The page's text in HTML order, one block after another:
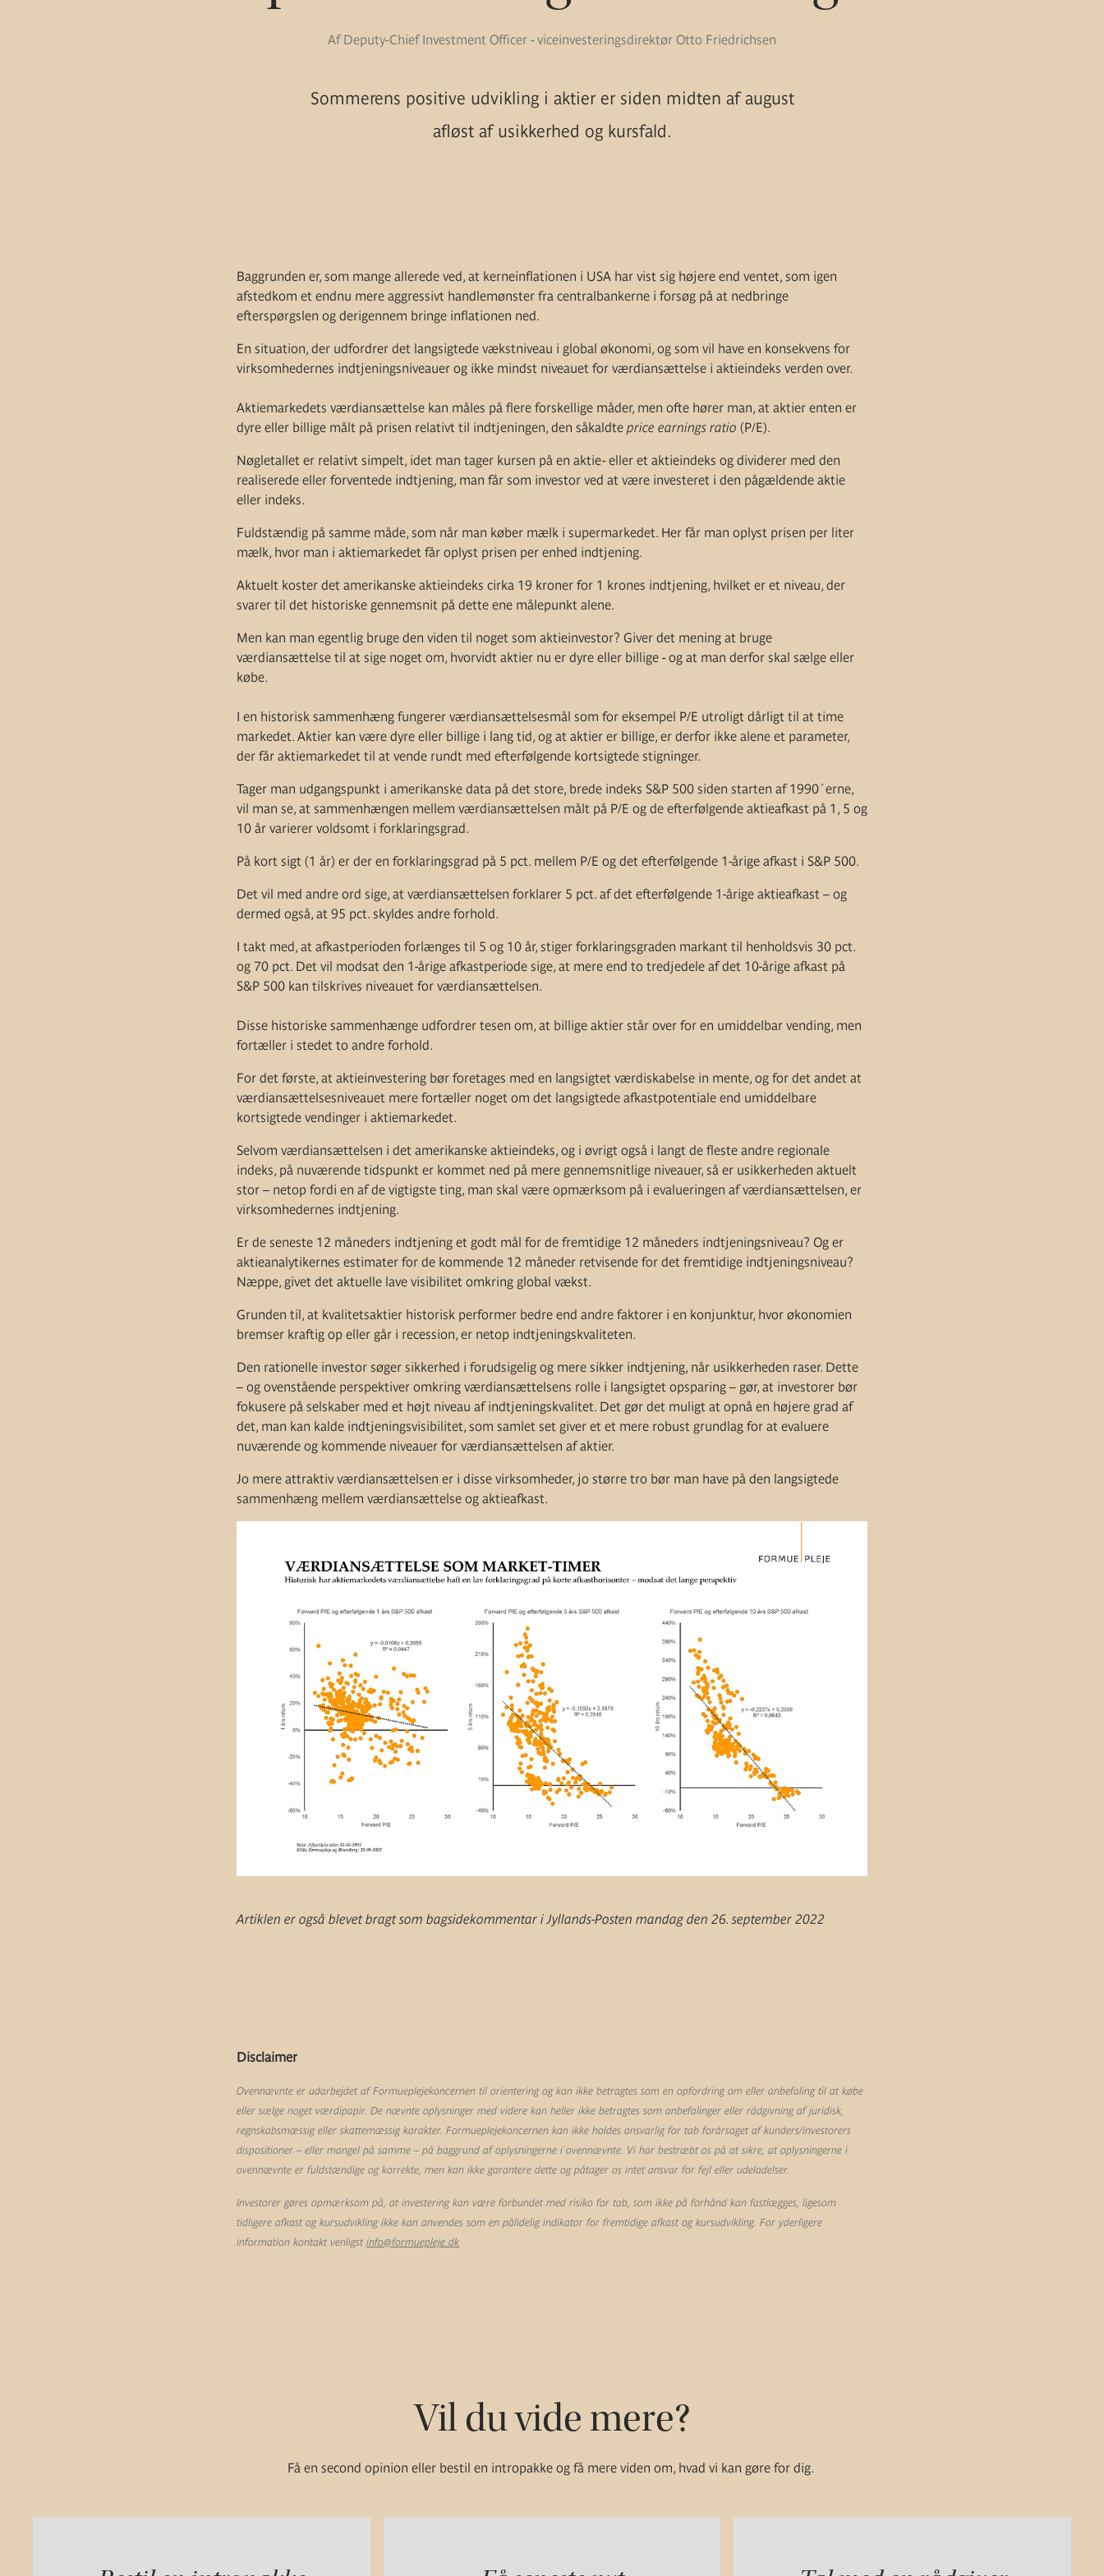
Af Deputy-Chief Investment Officer - viceinvesteringsdirektør Otto Friedrichsen
Sommerens positive udvikling i aktier er siden midten af august
afløst af usikkerhed og kursfald.
Baggrunden er, som mange allerede ved, at kerneinflationen i USA har vist sig højere end ventet, som igen
afstedkom et endnu mere aggressivt handlemønster fra centralbankerne i forsøg på at nedbringe
efterspørgslen og derigennem bringe inflationen ned.
En situation, der udfordrer det langsigtede vækstniveau i global økonomi, og som vil have en konsekvens for
virksomhedernes indtjeningsniveauer og ikke mindst niveauet for værdiansættelse i aktieindeks verden over.
Aktiemarkedets værdiansættelse kan måles på flere forskellige måder, men ofte hører man, at aktier enten er
dyre eller billige målt på prisen relativt til indtjeningen, den såkaldte price earnings ratio (P/E).
Nøgletallet er relativt simpelt, idet man tager kursen på en aktie- eller et aktieindeks og dividerer med den
realiserede eller forventede indtjening, man får som investor ved at være investeret i den pågældende aktie
eller indeks.
Fuldstændig på samme måde, som når man køber mælk i supermarkedet. Her får man oplyst prisen per liter
mælk, hvor man i aktiemarkedet får oplyst prisen per enhed indtjening.
Aktuelt koster det amerikanske aktieindeks cirka 19 kroner for 1 krones indtjening, hvilket er et niveau, der
svarer til det historiske gennemsnit på dette ene målepunkt alene.
Men kan man egentlig bruge den viden til noget som aktieinvestor? Giver det mening at bruge
værdiansættelse til at sige noget om, hvorvidt aktier nu er dyre eller billige - og at man derfor skal sælge eller
købe.
I en historisk sammenhæng fungerer værdiansættelsesmål som for eksempel P/E utroligt dårligt til at time
markedet. Aktier kan være dyre eller billige i lang tid, og at aktier er billige, er derfor ikke alene et parameter,
der får aktiemarkedet til at vende rundt med efterfølgende kortsigtede stigninger.
Tager man udgangspunkt i amerikanske data på det store, brede indeks S&P 500 siden starten af 1990´erne,
vil man se, at sammenhængen mellem værdiansættelsen målt på P/E og de efterfølgende aktieafkast på 1, 5 og
10 år varierer voldsomt i forklaringsgrad.
På kort sigt (1 år) er der en forklaringsgrad på 5 pct. mellem P/E og det efterfølgende 1-årige afkast i S&P 500.
Det vil med andre ord sige, at værdiansættelsen forklarer 5 pct. af det efterfølgende 1-årige aktieafkast – og
dermed også, at 95 pct. skyldes andre forhold.
I takt med, at afkastperioden forlænges til 5 og 10 år, stiger forklaringsgraden markant til henholdsvis 30 pct.
og 70 pct. Det vil modsat den 1-årige afkastperiode sige, at mere end to tredjedele af det 10-årige afkast på
S&P 500 kan tilskrives niveauet for værdiansættelsen.
Disse historiske sammenhænge udfordrer tesen om, at billige aktier står over for en umiddelbar vending, men
fortæller i stedet to andre forhold.
For det første, at aktieinvestering bør foretages med en langsigtet værdiskabelse in mente, og for det andet at
værdiansættelsesniveauet mere fortæller noget om det langsigtede afkastpotentiale end umiddelbare
kortsigtede vendinger i aktiemarkedet.
Selvom værdiansættelsen i det amerikanske aktieindeks, og i øvrigt også i langt de fleste andre regionale
indeks, på nuværende tidspunkt er kommet ned på mere gennemsnitlige niveauer, så er usikkerheden aktuelt
stor – netop fordi en af de vigtigste ting, man skal være opmærksom på i evalueringen af værdiansættelsen, er
virksomhedernes indtjening.
Er de seneste 12 måneders indtjening et godt mål for de fremtidige 12 måneders indtjeningsniveau? Og er
aktieanalytikernes estimater for de kommende 12 måneder retvisende for det fremtidige indtjeningsniveau?
Næppe, givet det aktuelle lave visibilitet omkring global vækst.
Grunden til, at kvalitetsaktier historisk performer bedre end andre faktorer i en konjunktur, hvor økonomien
bremser kraftig op eller går i recession, er netop indtjeningskvaliteten.
Den rationelle investor søger sikkerhed i forudsigelig og mere sikker indtjening, når usikkerheden raser. Dette
– og ovenstående perspektiver omkring værdiansættelsens rolle i langsigtet opsparing – gør, at investorer bør
fokusere på selskaber med et højt niveau af indtjeningskvalitet. Det gør det muligt at opnå en højere grad af
det, man kan kalde indtjeningsvisibilitet, som samlet set giver et et mere robust grundlag for at evaluere
nuværende og kommende niveauer for værdiansættelsen af aktier.
Jo mere attraktiv værdiansættelsen er i disse virksomheder, jo større tro bør man have på den langsigtede
sammenhæng mellem værdiansættelse og aktieafkast.
Artiklen er også blevet bragt som bagsidekommentar i Jyllands-Posten mandag den 26. september 2022
Disclaimer
Ovennævnte er udarbejdet af Formueplejekoncernen til orientering og kan ikke betragtes som en opfordring om eller anbefaling til at købe
eller sælge noget værdipapir. De nævnte oplysninger med videre kan heller ikke betragtes som anbefalinger eller rådgivning af juridisk,
regnskabsmæssig eller skattemæssig karakter. Formueplejekoncernen kan ikke holdes ansvarlig for tab forårsaget af kunders/investorers
dispositioner – eller mangel på samme – på baggrund af oplysningerne i ovennævnte. Vi har bestræbt os på at sikre, at oplysningerne i
ovennævnte er fuldstændige og korrekte, men kan ikke garantere dette og påtager os intet ansvar for fejl eller udeladelser.
Investorer gøres opmærksom på, at investering kan være forbundet med risiko for tab, som ikke på forhånd kan fastlægges, ligesom
tidligere afkast og kursudvikling ikke kan anvendes som en pålidelig indikator for fremtidige afkast og kursudvikling. For yderligere
information kontakt venligst info@formuepleje.dk
Vil du vide mere?
Få en second opinion eller bestil en intropakke og få mere viden om, hvad vi kan gøre for dig.